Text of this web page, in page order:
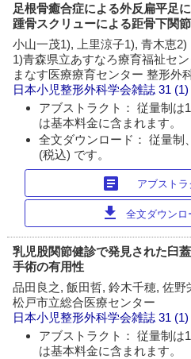
足根骨癒合症による外反扁平足
踵骨スクリューによる距骨下関
小山一茂1), 上里涼子1), 青木恵2)
1)青森県立あすなろ療育福祉セ
まなす医療療育センター 整形外
日本小児整形外科学会雑誌 31 (1)
アブストラクト： 従量制は
は基本料金に含まれます。
全文ダウンロード： 従量制
(税込) です。
article アブスト
download 全文ダウンロ
乳児股関節健診で発見された臼
手術の有用性
品田良之, 飯田哲, 鈴木千穂, 佐野
松戸市立総合医療センター
日本小児整形外科学会雑誌 31
アブストラクト： 従量制は
は基本料金に含まれます。